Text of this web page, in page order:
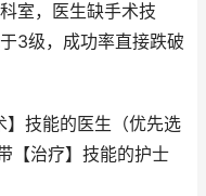
室，医生缺手术技
3级，成功率直接跌破
】技能的医生（优先选
【治疗】技能的护士